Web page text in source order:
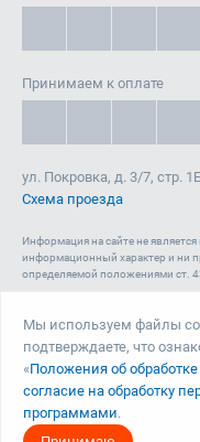
Принимаем к оплате
ул. Покровка, д. 3/7, стр.
Схема проезда
Информация на сайте не
информационный характер и ни
определяемой положениями ст.
(ОГРН: 1087746040140) , а также
копирование (как для
иное использование сайта, его
© Юрвиста, 2026
Мы используем файлы
подтверждаете, что
«Положения об
согласие на обработку
программами.